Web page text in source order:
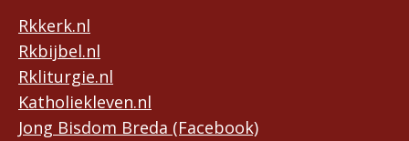
Rkkerk.nl
Rkbijbel.nl
Rkliturgie.nl
Katholiekleven.nl
Jong Bisdom Breda (Facebook)